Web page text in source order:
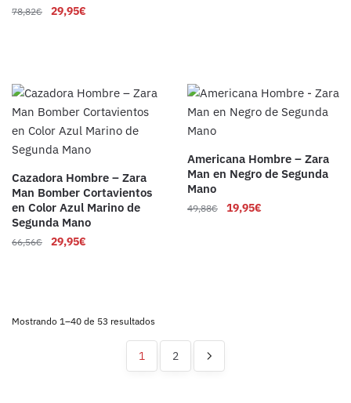
78,82€ 29,95€
Cazadora Hombre – Zara
Man Bomber Cortavientos
en Color Azul Marino de
Segunda Mano
66,56€ 29,95€
Americana Hombre – Zara
Man en Negro de Segunda
Mano
49,88€ 19,95€
Mostrando 1–40 de 53 resultadosOrdenado
últimos
1 2